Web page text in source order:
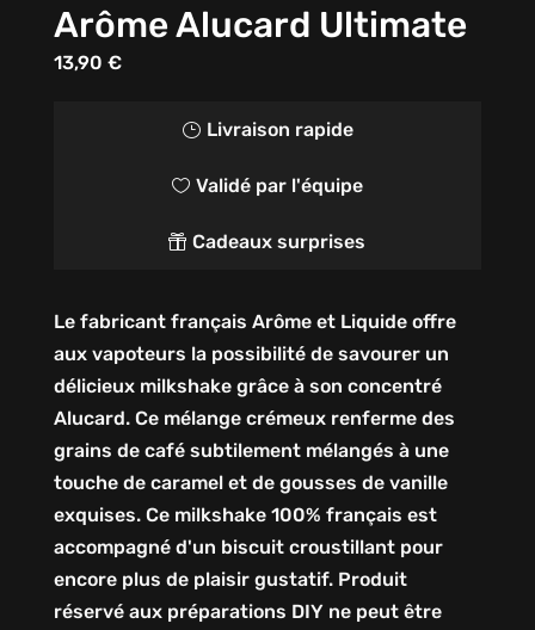
Arôme Alucard Ultimate
13,90 €
} Livraison rapide
 Validé par l'équipe
 Cadeaux surprises
Le fabricant français Arôme et Liquide offre
aux vapoteurs la possibilité de savourer un
délicieux milkshake grâce à son concentré
Alucard. Ce mélange crémeux renferme des
grains de café subtilement mélangés à une
touche de caramel et de gousses de vanille
exquises. Ce milkshake 100% français est
accompagné d'un biscuit croustillant pour
encore plus de plaisir gustatif. Produit
réservé aux préparations DIY ne peut être